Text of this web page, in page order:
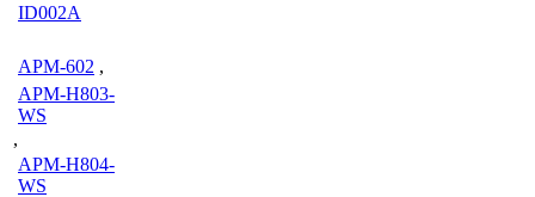
ID002A
APM-602 ,
APM-H803-
WS
,
APM-H804-
WS